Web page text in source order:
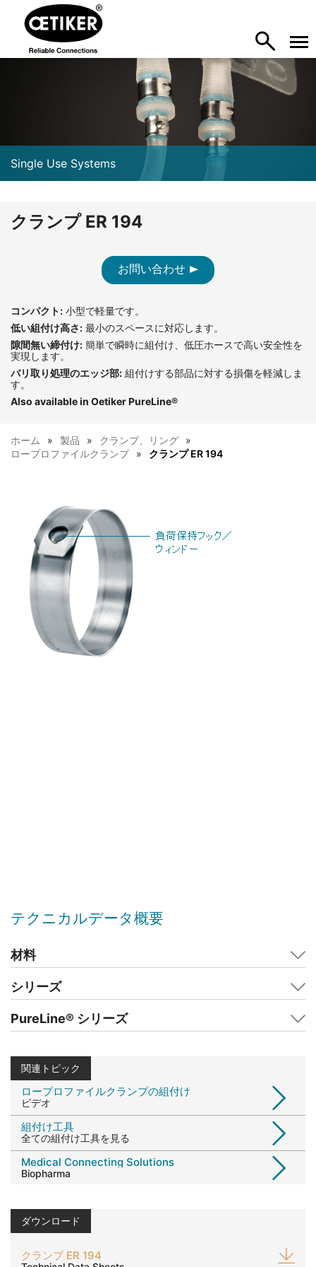
Single Use Systems
クランプ ER 194
お問い合わせ
コンパクト: 小型で軽量です。
低い組付け高さ: 最小のスペースに対応します。
隙間無い締付け: 簡単で瞬時に組付け、低圧ホースで高い安全性を
実現します。
バリ取り処理のエッジ部: 組付けする部品に対する損傷を軽減しま
す。
Also available in Oetiker PureLine®
ホーム 製品
クランプ、リング
ロープロファイルクランプ
クランプ ER 194
テクニカルデータ概要
材料
シリーズ
PureLine® シリーズ
関連トピック
ロープロファイルクランプの組付け
ビデオ
組付け工具
全ての組付け工具を見る
Medical Connecting Solutions
Biopharma
ダウンロード
クランプ ER 194